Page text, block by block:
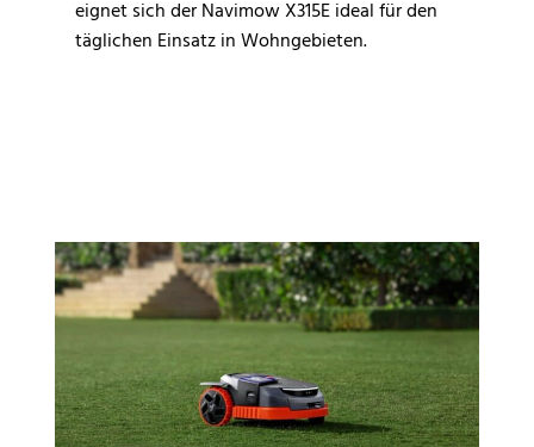
eignet sich der Navimow X315E ideal für den
täglichen Einsatz in Wohngebieten.